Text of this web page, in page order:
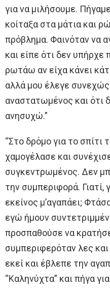
για να μιλήσουμε.
κοίταξα στα μάτια και
πρόβλημα. Φαινόταν να
και είπε ότι δεν υπήρχε
ρωτάω αν είχα κάνει
αλλά μου έλεγε συνεχώς
αναστατωμένος και ότι
ανησυχώ.”
“Στο δρόμο για το σπίτι
χαμογέλασε και
συγκεντρωμένος. Δεν
την συμπεριφορά. Γιατί,
εκείνος μ’αγαπάει;
εγώ ήμουν
προσπαθούσε να
συμπεριφερόταν λες
εκεί και έβλεπε την
“Καληνύχτα” και πήγα